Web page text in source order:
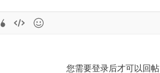
您需要登录后才可以回帖